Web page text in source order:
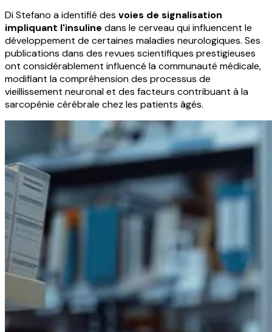
Di Stefano a identifié des voies de signalisation
impliquant l'insuline dans le cerveau qui influencent le
développement de certaines maladies neurologiques. Ses
publications dans des revues scientifiques prestigieuses
ont considérablement influencé la communauté médicale,
modifiant la compréhension des processus de
vieillissement neuronal et des facteurs contribuant à la
sarcopénie cérébrale chez les patients âgés.